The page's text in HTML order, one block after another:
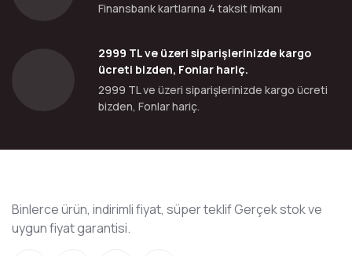
Finansbank kartlarına 4 taksit imkanı
2999 TL ve üzeri siparişlerinizde kargo
ücreti bizden, Fonlar hariç.
2999 TL ve üzeri siparişlerinizde kargo ücreti
bizden, Fonlar hariç.
Binlerce ürün, indirimli fiyat, süper teklif Gerçek stok ve
uygun fiyat garantisi.